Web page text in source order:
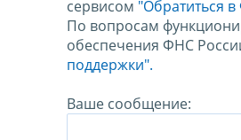
сервисом "Обратиться
По вопросам
обеспечения ФНС
поддержки".
Ваше сообщение: